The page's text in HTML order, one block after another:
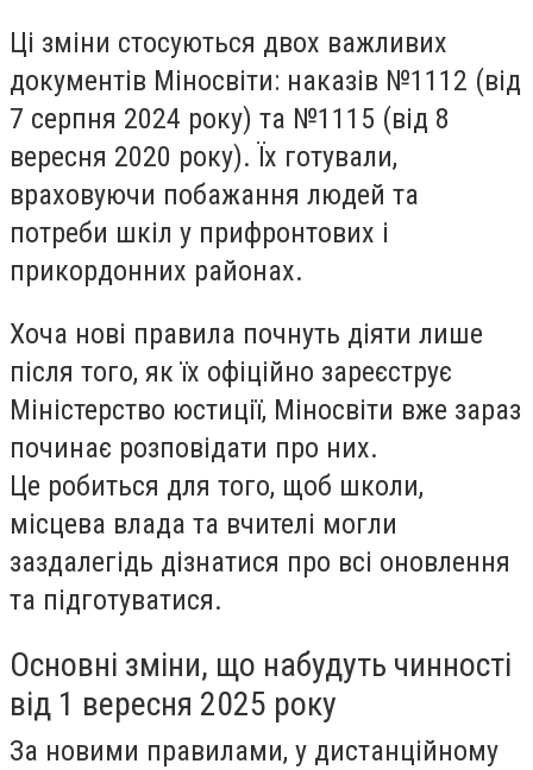
Ці зміни стосуються двох важливих
документів Міносвіти: наказів №1112 (від
7 серпня 2024 року) та №1115 (від 8
вересня 2020 року). Їх готували,
враховуючи побажання людей та
потреби шкіл у прифронтових і
прикордонних районах.
Хоча нові правила почнуть діяти лише
після того, як їх офіційно зареєструє
Міністерство юстиції, Міносвіти вже зараз
починає розповідати про них.
Це робиться для того, щоб школи,
місцева влада та вчителі могли
заздалегідь дізнатися про всі оновлення
та підготуватися.
Основні зміни, що набудуть чинності
від 1 вересня 2025 року
За новими правилами, у дистанційному